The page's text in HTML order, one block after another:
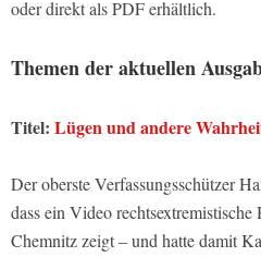
oder direkt als PDF erhältlich.
Themen der aktuellen
Titel: Lügen und andere
Der oberste Verfassungsschützer
dass ein Video
Chemnitz zeigt – und hatte damit